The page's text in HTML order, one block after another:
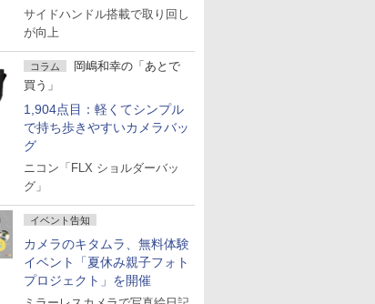
サイドハンドル搭載で取り回し
が向上
コラム
岡嶋和幸の「あとで
買う」
1,904点目：軽くてシンプル
で持ち歩きやすいカメラバッ
グ
ニコン「FLX ショルダーバッ
グ」
イベント告知
カメラのキタムラ、無料体験
イベント「夏休み親子フォト
プロジェクト」を開催